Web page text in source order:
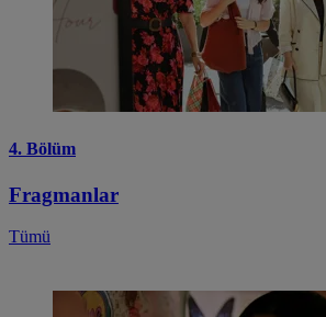
4. Bölüm
Fragmanlar
Tümü